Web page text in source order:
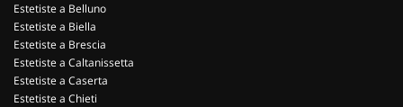
Estetiste a Belluno
Estetiste a Biella
Estetiste a Brescia
Estetiste a Caltanissetta
Estetiste a Caserta
Estetiste a Chieti